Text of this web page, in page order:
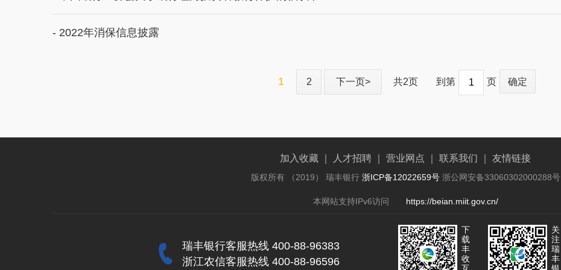
- 2022年消保信息披露
1 2 下一页> 共2页 到第 页 确定
加入收藏 人才招聘 营业网点 联系我们 友情链接
版权所有 （2019） 瑞丰银行 浙ICP备12022659号 浙公网安备33060302000288号
本网站支持IPv6访问 https://beian.miit.gov.cn/
瑞丰银行客服热线 400-88-96383
浙江农信客服热线 400-88-96596
下
载
丰
收
互
关
注
瑞
丰
银